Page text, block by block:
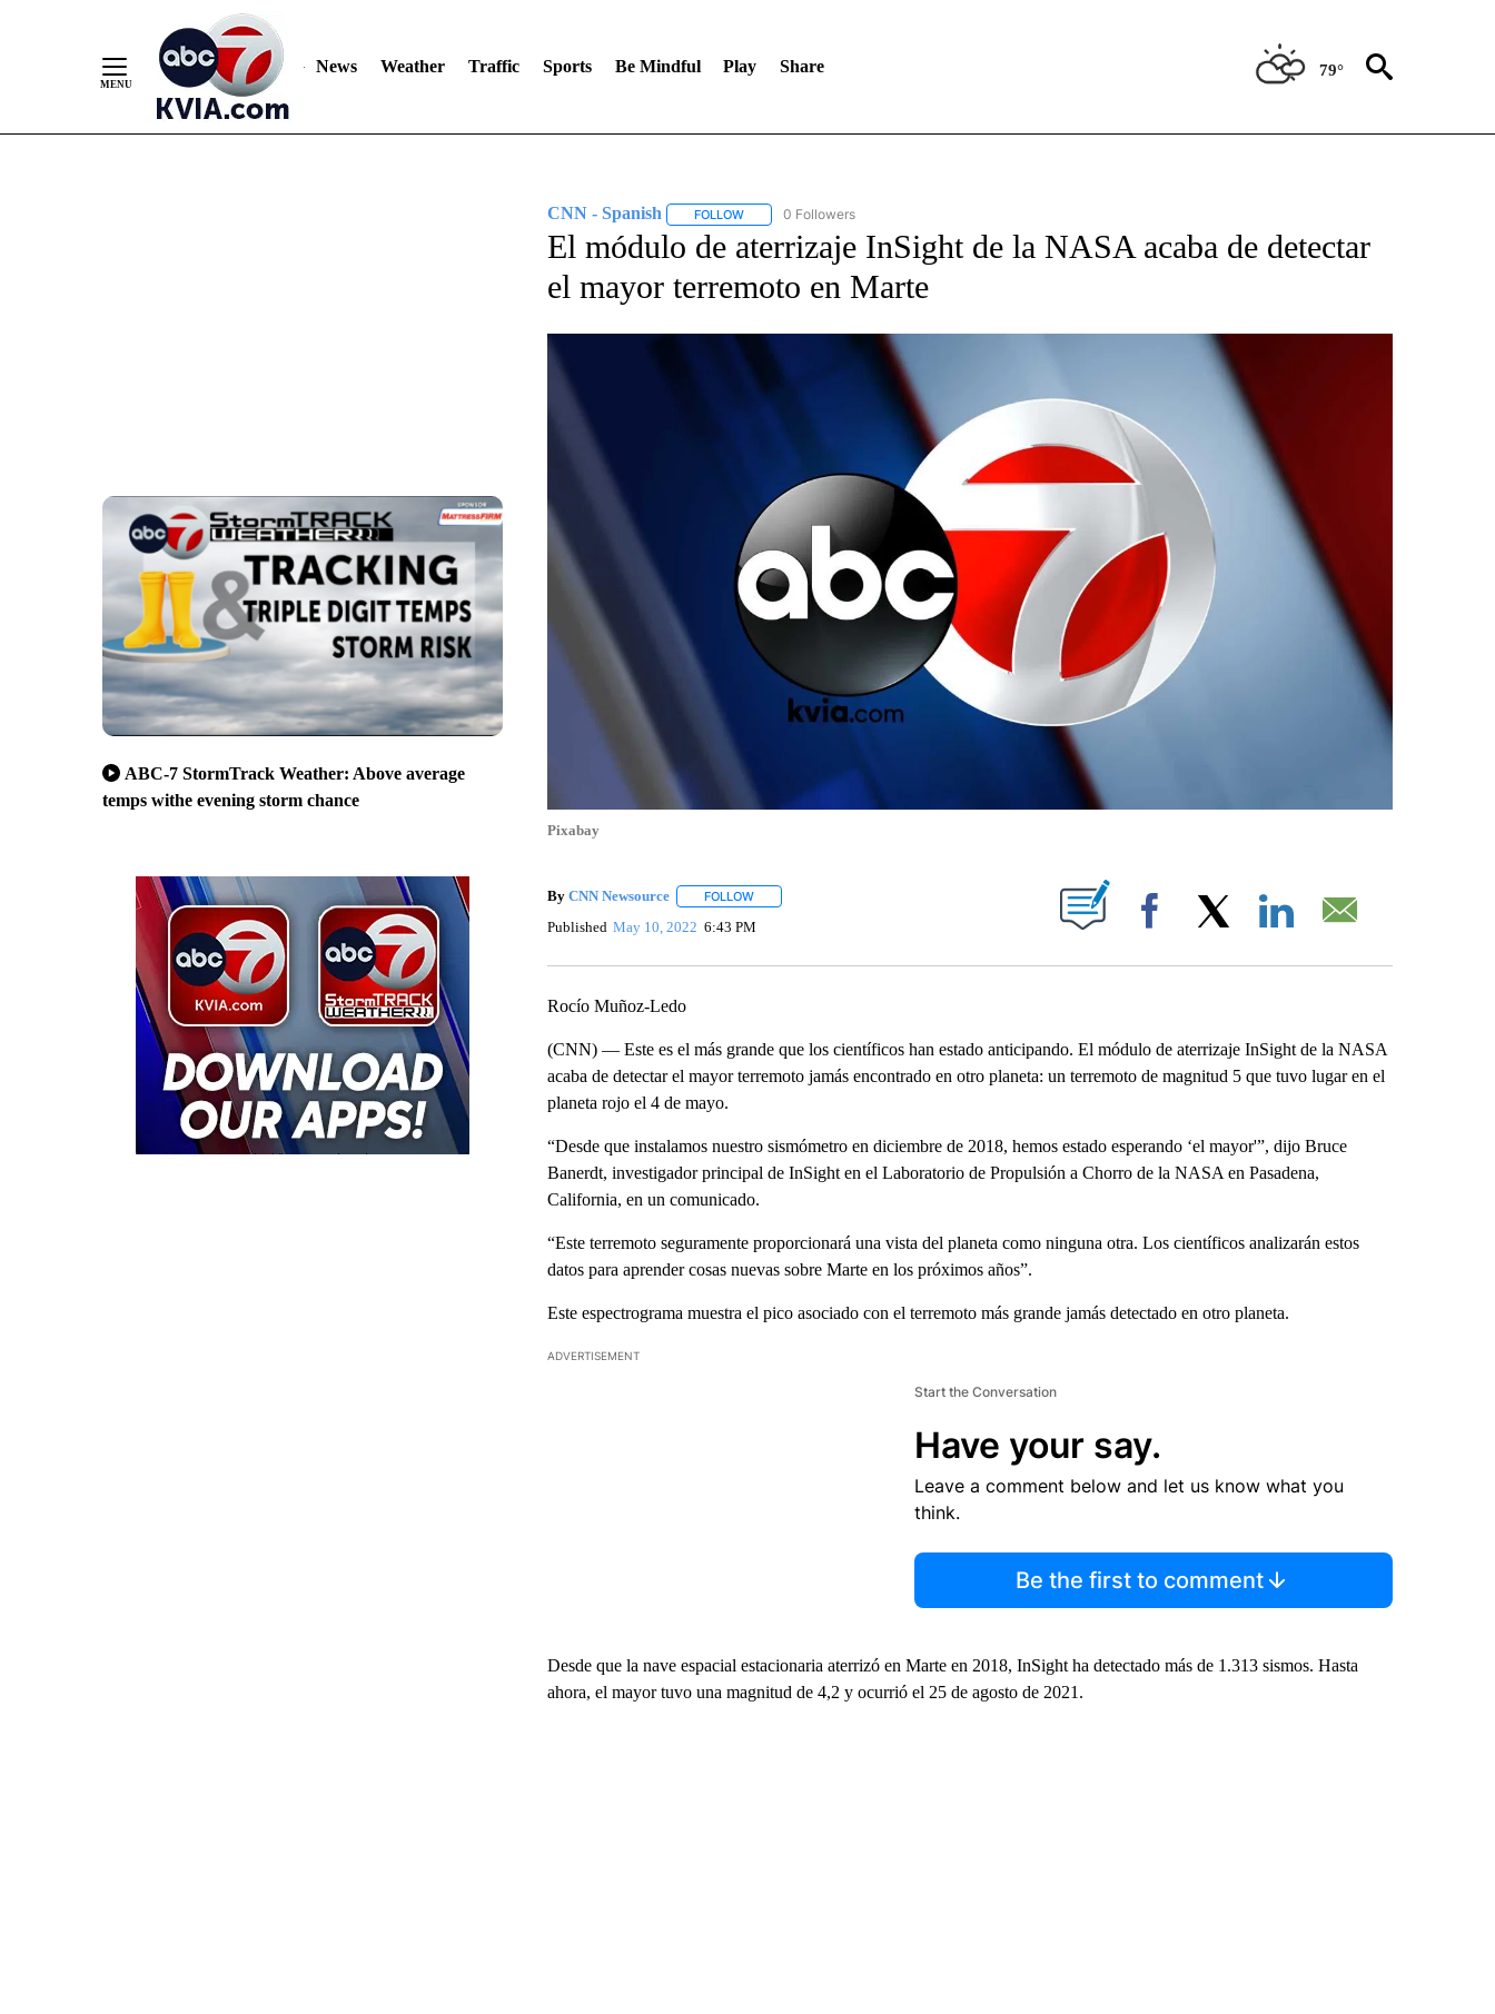
News Weather Traffic Sports Be Mindful Play Share 79°
ABC-7 StormTrack Weather: Above average
temps withe evening storm chance
CNN - Spanish FOLLOWFOLLOW "CNN - SPANISH" TO RECEIVE NOTIFICATIONS ABOUT NEW PAGES ON "CNN - SPANISH".
0 Followers
El módulo de aterrizaje InSight de la NASA acaba de detectar
el mayor terremoto en Marte
Pixabay
By CNN Newsource FOLLOWFOLLOW "" TO RECEIVE NOTIFICATIONS ABOUT NEW PAGES ON "".
Published May 10, 2022 6:43 PM Facebook
Rocío Muñoz-Ledo
(CNN) — Este es el más grande que los científicos han estado anticipando. El módulo de aterrizaje InSight de la NASA
acaba de detectar el mayor terremoto jamás encontrado en otro planeta: un terremoto de magnitud 5 que tuvo lugar en el
planeta rojo el 4 de mayo.
“Desde que instalamos nuestro sismómetro en diciembre de 2018, hemos estado esperando ‘el mayor'”, dijo Bruce
Banerdt, investigador principal de InSight en el Laboratorio de Propulsión a Chorro de la NASA en Pasadena,
California, en un comunicado.
“Este terremoto seguramente proporcionará una vista del planeta como ninguna otra. Los científicos analizarán estos
datos para aprender cosas nuevas sobre Marte en los próximos años”.
Este espectrograma muestra el pico asociado con el terremoto más grande jamás detectado en otro planeta.
ADVERTISEMENT
Start the Conversation
Have your say.
Leave a comment below and let us know what you
think.
Be the first to comment
Desde que la nave espacial estacionaria aterrizó en Marte en 2018, InSight ha detectado más de 1.313 sismos. Hasta
ahora, el mayor tuvo una magnitud de 4,2 y ocurrió el 25 de agosto de 2021.